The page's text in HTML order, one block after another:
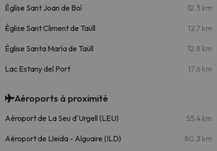
Église Sant Joan de Boí 12.3 km
Église Sant Climent de Taüll 12.7 km
Église Santa María de Taüll 12.8 km
Lac Estany del Port 17.6 km
Aéroports à proximité
Aéroport de La Seu d'Urgell (LEU) 55.4 km
Aéroport de Lleida - Alguaire (ILD) 80.3 km